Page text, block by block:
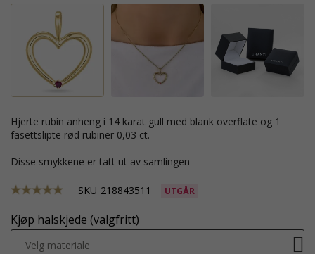
hjerte rubin anheng i 14 karat gull med blank overflate og 1
fasettslipte rød rubiner 0,03 ct.
Disse smykkene er tatt ut av samlingen
SKU 218843511 UTGÅR
Kjøp halskjede (valgfritt)
Velg materiale